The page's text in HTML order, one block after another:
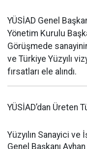
YÜSİAD Genel
Yönetim Kurulu
Görüşmede
ve Türkiye Yüzyılı
fırsatları ele alındı.
YÜSİAD’dan Üreten
Yüzyılın Sanayici ve
Genel Başkanı